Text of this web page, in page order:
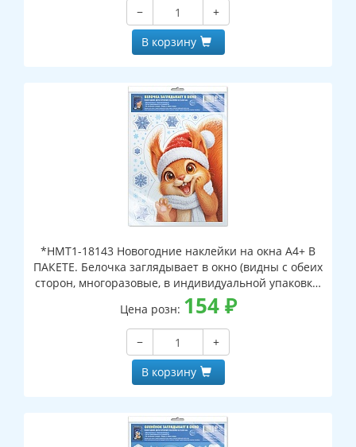
−
+
В корзину
*НМТ1-18143 Новогодние наклейки на окна А4+ В
ПАКЕТЕ. Белочка заглядывает в окно (видны с обеих
сторон, многоразовые, в индивидуальной упаковке,
с европодвесом и клеевым клапаном)
Цена розн: 154₽
−
+
В корзину